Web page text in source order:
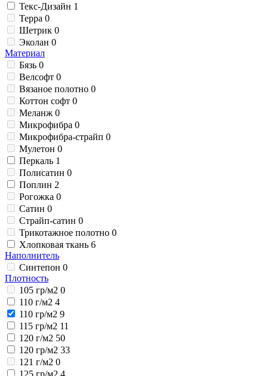
Текс-Дизайн 1
Терра 0
Шетрик 0
Эколан 0
Материал
Бязь 0
Велсофт 0
Вязаное полотно 0
Коттон софт 0
Меланж 0
Микрофибра 0
Микрофибра-страйп 0
Мулетон 0
Перкаль 1
Полисатин 0
Поплин 2
Рогожка 0
Сатин 0
Страйп-сатин 0
Трикотажное полотно 0
Хлопковая ткань 6
Наполнитель
Синтепон 0
Плотность
105 гр/м2 0
110 г/м2 4
110 гр/м2 9
115 гр/м2 11
120 г/м2 50
120 гр/м2 33
121 г/м2 0
125 гр/м2 4